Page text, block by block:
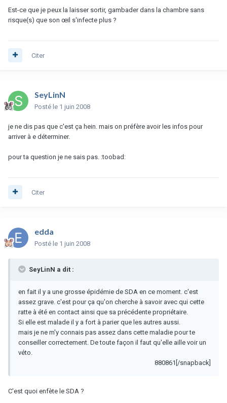
Est-ce que je peux la laisser sortir, gambader dans la chambre sans
risque(s) que son œil s'infecte plus ?
Citer
SeyLinN
Posté le 1 juin 2008
je ne dis pas que c'est ça hein. mais on préfère avoir les infos pour
arriver à e déterminer.
pour ta question je ne sais pas. :toobad:
Citer
edda
Posté le 1 juin 2008
SeyLinN a dit :
en fait il y a une grosse épidémie de SDA en ce moment. c'est
assez grave. c'est pour ça qu'on cherche à savoir avec qui cette
ratte à été en contact ainsi que sa précédente propriétaire.
Si elle est malade il y a fort à parier que les autres aussi.
mais je ne m'y connais pas assez dans cette maladie pour te
conseiller correctement. De toute façon il faut qu'elle aille voir un
véto.
880861[/snapback]
C'est quoi enfète le SDA ?